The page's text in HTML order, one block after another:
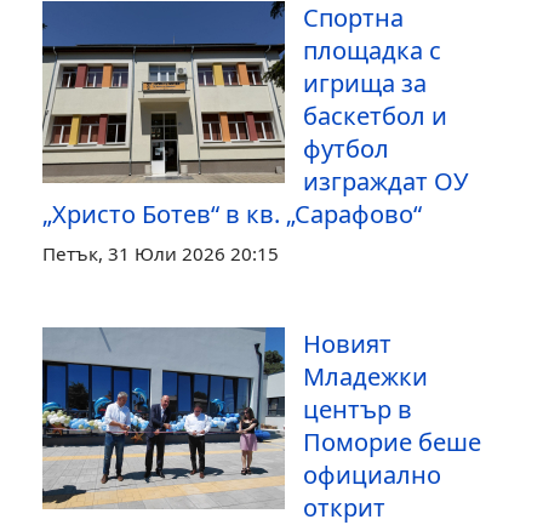
Спортна
площадка с
игрища за
баскетбол и
футбол
изграждат ОУ
„Христо Ботев“ в кв. „Сарафово“
Петък, 31 Юли 2026 20:15
Новият
Младежки
център в
Поморие беше
официално
открит